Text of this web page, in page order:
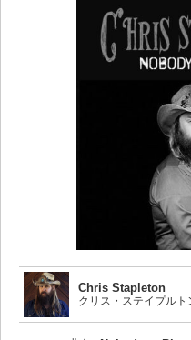
Chris Stapleton
クリス・ステイプルト